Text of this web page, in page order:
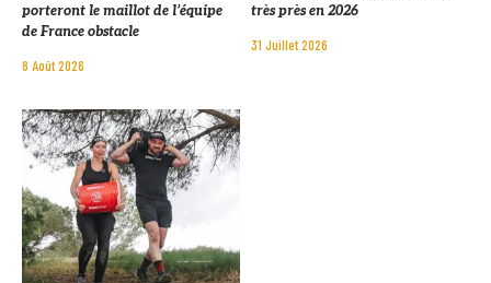
porteront le maillot de l’équipe
de France obstacle
8 Août 2026
très près en 2026
31 Juillet 2026